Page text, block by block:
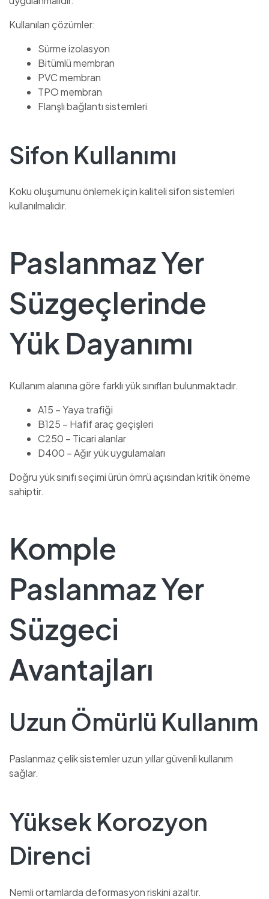
Kullanılan çözümler:
Sürme izolasyon
Bitümlü membran
PVC membran
TPO membran
Flanşlı bağlantı sistemleri
Sifon Kullanımı
Koku oluşumunu önlemek için kaliteli sifon sistemleri
kullanılmalıdır.
Paslanmaz Yer
Süzgeçlerinde
Yük Dayanımı
Kullanım alanına göre farklı yük sınıfları bulunmaktadır.
A15 – Yaya trafiği
B125 – Hafif araç geçişleri
C250 – Ticari alanlar
D400 – Ağır yük uygulamaları
Doğru yük sınıfı seçimi ürün ömrü açısından kritik öneme
sahiptir.
Komple
Paslanmaz Yer
Süzgeci
Avantajları
Uzun Ömürlü Kullanım
Paslanmaz çelik sistemler uzun yıllar güvenli kullanım
sağlar.
Yüksek Korozyon
Direnci
Nemli ortamlarda deformasyon riskini azaltır.